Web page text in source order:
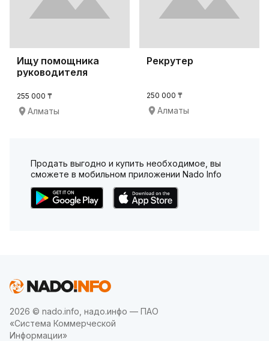
Ищу помощника
руководителя
255 000 ₸
Алматы
Рекрутер
250 000 ₸
Алматы
Продать выгодно и купить необходимое, вы
сможете в мобильном приложении Nado Info
2026 © nado.info, надо.инфо — ПАО
«Система Коммерческой
Информации»